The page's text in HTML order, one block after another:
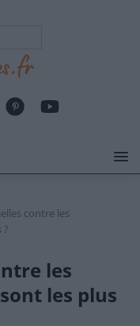
contre les
les
les plus